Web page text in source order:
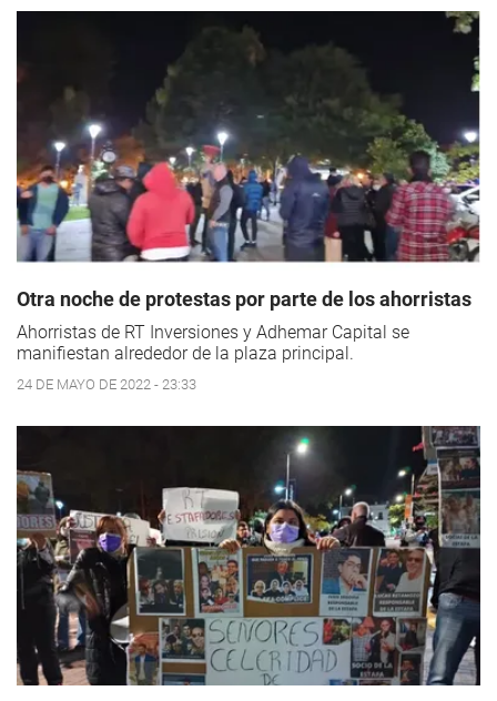
Otra noche de protestas por parte de los ahorristas
Ahorristas de RT Inversiones y Adhemar Capital se
manifiestan alrededor de la plaza principal.
24 DE MAYO DE 2022 - 23:33